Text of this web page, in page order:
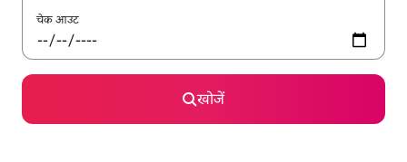
चेक आउट
खोजें